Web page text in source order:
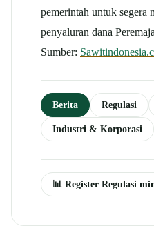
pemerintah untuk segera
penyaluran dana
Sumber:
Berita Regulasi
Industri & Korporasi
📊 Register Regulasi